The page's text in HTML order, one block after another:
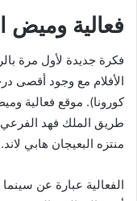
فعالية وميض
فكرة جديدة لأول مرة
الأفلام مع وجود أقصى
كورونا). موقع فعالية
طريق الملك فهد
منتزه البعيجان هابي لاند.
الفعالية عبارة عن